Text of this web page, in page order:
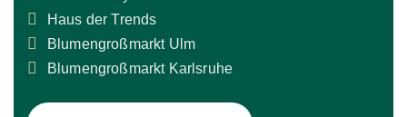
Haus der Trends
Blumengroßmarkt Ulm
Blumengroßmarkt Karlsruhe